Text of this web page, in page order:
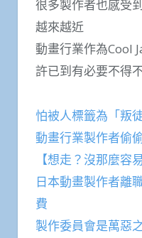
很多製作者也感受
越來越近
動畫行業作為Cool
許已到有必要不得
怕被人標籤為「叛
動畫行業製作者偷
【想走？沒那麼容
日本動畫製作者離
費
製作委員會是萬惡